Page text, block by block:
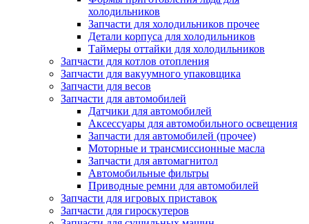
холодильников
Запчасти для холодильников прочее
Детали корпуса для холодильников
Таймеры оттайки для холодильников
Запчасти для котлов отопления
Запчасти для вакуумного упаковщика
Запчасти для весов
Запчасти для автомобилей
Датчики для автомобилей
Аксессуары для автомобильного освещения
Запчасти для автомобилей (прочее)
Моторные и трансмиссионные масла
Запчасти для автомагнитол
Автомобильные фильтры
Приводные ремни для автомобилей
Запчасти для игровых приставок
Запчасти для гироскутеров